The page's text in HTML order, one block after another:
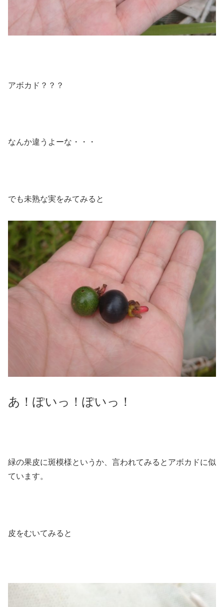
アボカド？？？
なんか違うよーな・・・
でも未熟な実をみてみると
あ！ぽいっ！ぽいっ！
緑の果皮に斑模様というか、言われてみるとアボカドに似
ています。
皮をむいてみると